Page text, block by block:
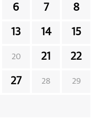
6 7 8
13 14 15
20 21 22
27 28 29